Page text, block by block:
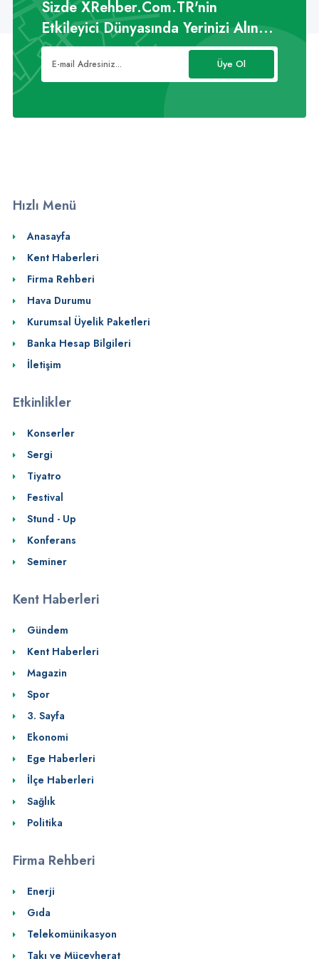
Sizde XRehber.Com.TR'nin
Etkileyici Dünyasında Yerinizi Alın...
Üye Ol
Hızlı Menü
Anasayfa
Kent Haberleri
Firma Rehberi
Hava Durumu
Kurumsal Üyelik Paketleri
Banka Hesap Bilgileri
İletişim
Etkinlikler
Konserler
Sergi
Tiyatro
Festival
Stund - Up
Konferans
Seminer
Kent Haberleri
Gündem
Kent Haberleri
Magazin
Spor
3. Sayfa
Ekonomi
Ege Haberleri
İlçe Haberleri
Sağlık
Politika
Firma Rehberi
Enerji
Gıda
Telekomünikasyon
Takı ve Mücevherat